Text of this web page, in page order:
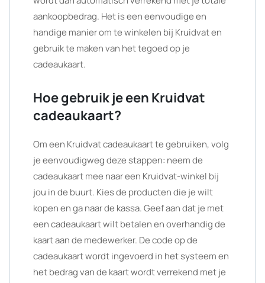
aankoopbedrag. Het is een eenvoudige en
handige manier om te winkelen bij Kruidvat en
gebruik te maken van het tegoed op je
cadeaukaart.
Hoe gebruik je een Kruidvat
cadeaukaart?
Om een Kruidvat cadeaukaart te gebruiken, volg
je eenvoudigweg deze stappen: neem de
cadeaukaart mee naar een Kruidvat-winkel bij
jou in de buurt. Kies de producten die je wilt
kopen en ga naar de kassa. Geef aan dat je met
een cadeaukaart wilt betalen en overhandig de
kaart aan de medewerker. De code op de
cadeaukaart wordt ingevoerd in het systeem en
het bedrag van de kaart wordt verrekend met je